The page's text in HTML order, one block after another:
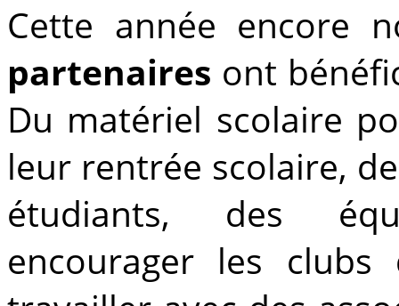
Cette année encore
partenaires ont
Du matériel scolaire
leur rentrée scolaire,
étudiants, des
encourager les